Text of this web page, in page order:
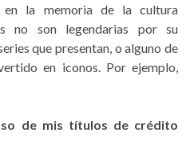
en la memoria de la cultura
no son legendarias por su
que presentan, o alguno de
en iconos. Por ejemplo,
de mis títulos de crédito